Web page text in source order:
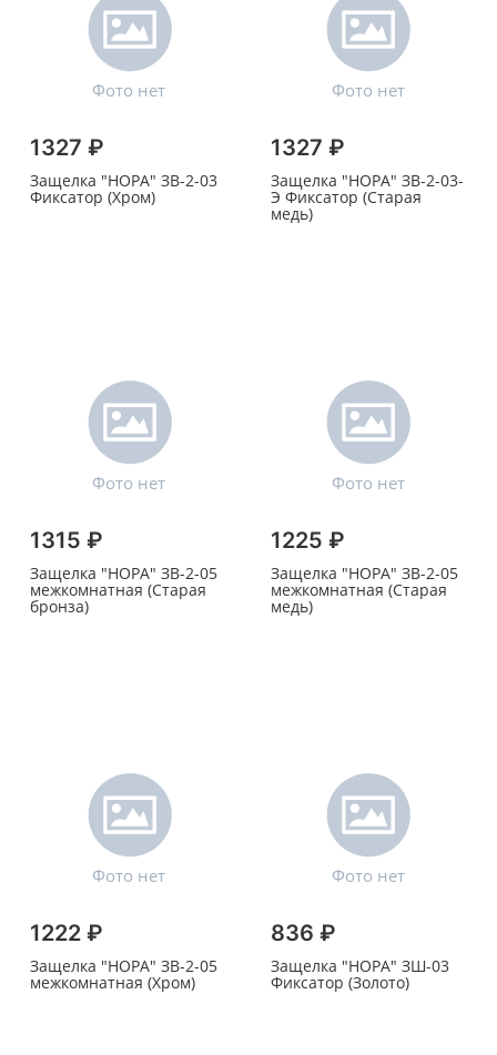
1327 ₽
Защелка "НОРА" ЗВ-2-03
Фиксатор (Хром)
1327 ₽
Защелка "НОРА" ЗВ-2-03-
Э Фиксатор (Старая
медь)
1315 ₽
Защелка "НОРА" ЗВ-2-05
межкомнатная (Старая
бронза)
1225 ₽
Защелка "НОРА" ЗВ-2-05
межкомнатная (Старая
медь)
1222 ₽
Защелка "НОРА" ЗВ-2-05
межкомнатная (Хром)
836 ₽
Защелка "НОРА" ЗШ-03
Фиксатор (Золото)